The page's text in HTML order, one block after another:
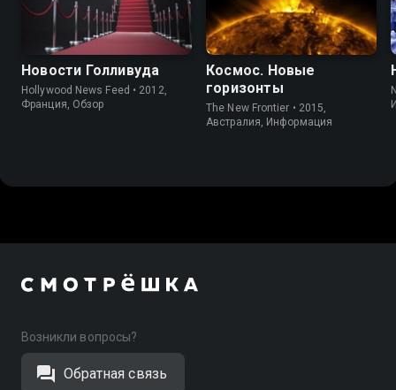
Новости Голливуда
Hollywood News Feed • 2012,
Франция, Обзор
Космос. Новые
горизонты
The New Frontier • 2015,
Австралия, Информация
Возникли вопросы?
Обратная связь